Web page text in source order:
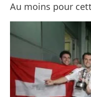
Au moins pour